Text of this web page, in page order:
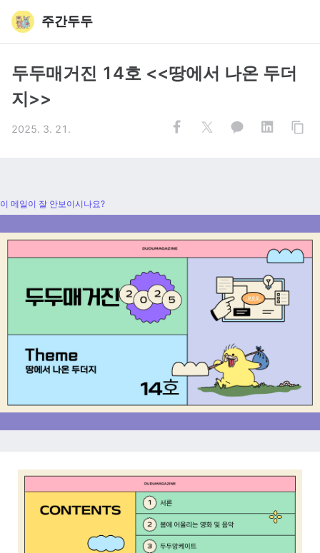
주간두두
두두매거진 14호 <<땅에서 나온 두더
지>>
2025. 3. 21.
이 메일이 잘 안보이시나요?